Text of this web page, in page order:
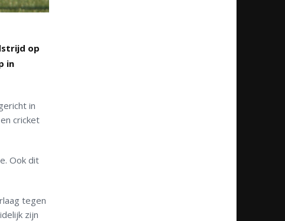
op
in
in
cricket
Ook dit
tegen
zijn